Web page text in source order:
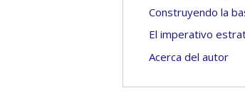
Construyendo la
El imperativo
Acerca del autor